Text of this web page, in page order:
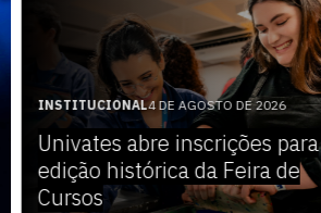
INSTITUCIONAL4 DE AGOSTO DE 2026
Univates abre inscrições para
edição histórica da Feira de
Cursos